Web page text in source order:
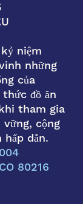
niệm
những
của
đồ ăn
tham gia
cộng
dẫn.
80216